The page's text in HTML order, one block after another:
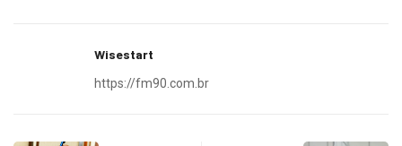
Wisestart
https://fm90.com.br